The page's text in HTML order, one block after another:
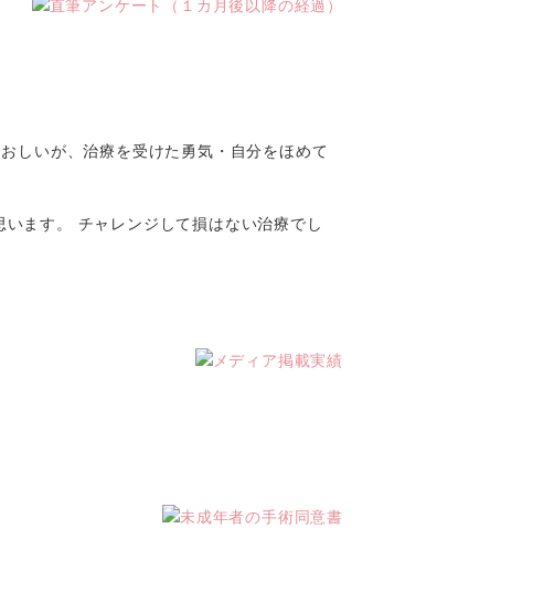
しいが、治療を受けた勇気・自分をほめて
ます。 チャレンジして損はない治療でし